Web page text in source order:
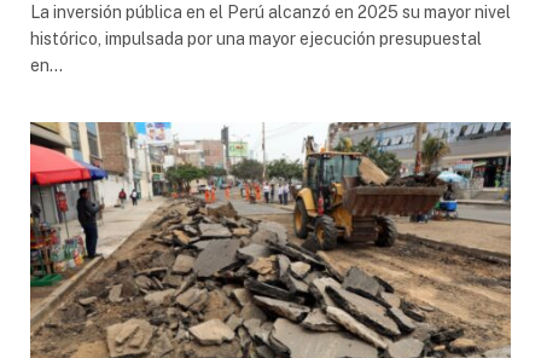
La inversión pública en el Perú alcanzó en 2025 su mayor nivel
histórico, impulsada por una mayor ejecución presupuestal
en…